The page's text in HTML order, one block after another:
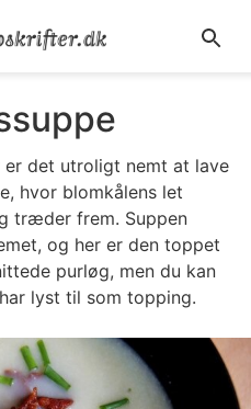
er det utroligt nemt at lave
hvor blomkålens let
træder frem. Suppen
og her er den toppet
purløg, men du kan
lyst til som topping.